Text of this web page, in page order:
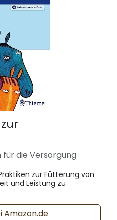
die Versorgung
zur Fütterung von
und Leistung zu
Amazon.de